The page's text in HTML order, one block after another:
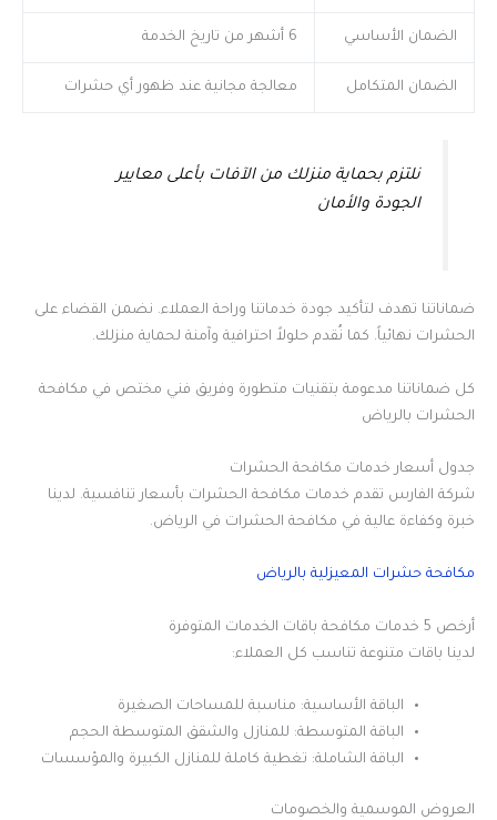
الضمان الأساسي 6 أشهر من تاريخ الخدمة
الضمان المتكامل معالجة مجانية عند ظهور أي حشرات
نلتزم بحماية منزلك من الآفات بأعلى معايير
الجودة والأمان
ضماناتنا تهدف لتأكيد جودة خدماتنا وراحة العملاء. نضمن القضاء على
الحشرات نهائياً. كما نُقدم حلولاً احترافية وآمنة لحماية منزلك.
كل ضماناتنا مدعومة بتقنيات متطورة وفريق فني مختص في مكافحة
الحشرات بالرياض
جدول أسعار خدمات مكافحة الحشرات
شركة الفارس تقدم خدمات مكافحة الحشرات بأسعار تنافسية. لدينا
خبرة وكفاءة عالية في مكافحة الحشرات في الرياض.
مكافحة حشرات المعيزلية بالرياض
أرخص 5 خدمات مكافحة باقات الخدمات المتوفرة
لدينا باقات متنوعة تناسب كل العملاء:
الباقة الأساسية: مناسبة للمساحات الصغيرة
الباقة المتوسطة: للمنازل والشقق المتوسطة الحجم
الباقة الشاملة: تغطية كاملة للمنازل الكبيرة والمؤسسات
العروض الموسمية والخصومات